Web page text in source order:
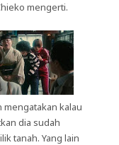
mengerti.
kalau
dia sudah
tanah. Yang lain